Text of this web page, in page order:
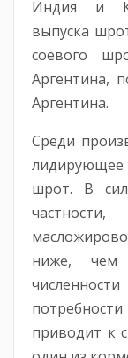
Индия и
выпуска
соевого
Аргентина,
Аргентина.
Среди
шрот. В
ниже, чем
приводит к